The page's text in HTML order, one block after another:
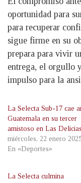
oportunidad para
para recuperar
sigue firme en su
prepara para vivir
entrega, el orgullo
impulso para la
La Selecta Sub-17 cae
Guatemala en su tercer
amistoso en Las Delicias
miércoles, 22 enero
En «Deportes»
La Selecta culmina